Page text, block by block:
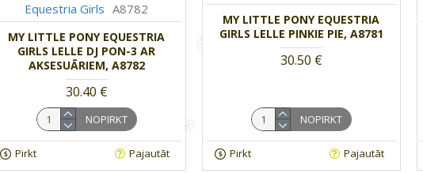
Equestria Girls A8782
MY LITTLE PONY EQUESTRIA
GIRLS LELLE DJ PON-3 AR
AKSESUĀRIEM, A8782
30.40 €
NOPIRKT
Pirkt Pajautāt
MY LITTLE PONY EQUESTRIA
GIRLS LELLE PINKIE PIE, A8781
30.50 €
NOPIRKT
Pirkt Pajautāt